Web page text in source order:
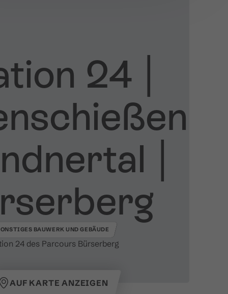
24 ​|​
​|​
BAUWERK UND GEBÄUDE
24 des Parcours Bürserberg
AUF KARTE ANZEIGEN